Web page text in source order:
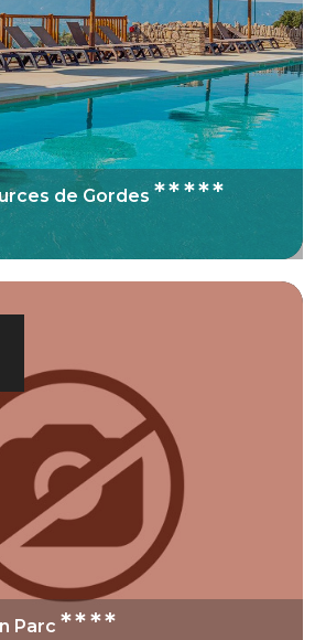
de Gordes*****
Parc****